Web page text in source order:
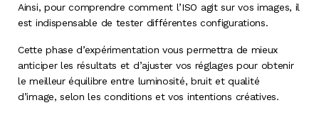
Ainsi, pour comprendre comment l’ISO agit sur vos images, il
est indispensable de tester différentes configurations.
Cette phase d’expérimentation vous permettra de mieux
anticiper les résultats et d’ajuster vos réglages pour obtenir
le meilleur équilibre entre luminosité, bruit et qualité
d’image, selon les conditions et vos intentions créatives.